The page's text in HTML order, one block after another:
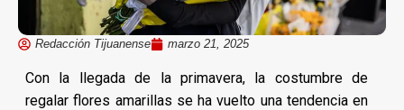
Redacción Tijuanense marzo 21, 2025
Con la llegada de la primavera, la costumbre de
regalar flores amarillas se ha vuelto una tendencia en